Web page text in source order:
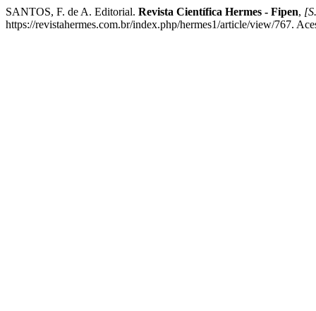
SANTOS, F. de A. Editorial. Revista Científica Hermes - Fipen,
https://revistahermes.com.br/index.php/hermes1/article/view/767.